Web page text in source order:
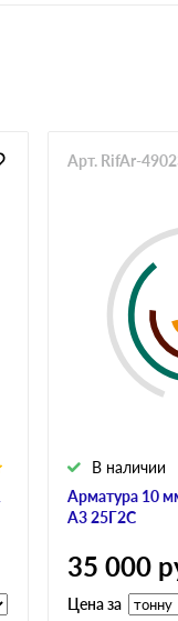
Арматура 10
А3 25Г2С
В наличии
Арт. RifAr-
35 000
Цена за